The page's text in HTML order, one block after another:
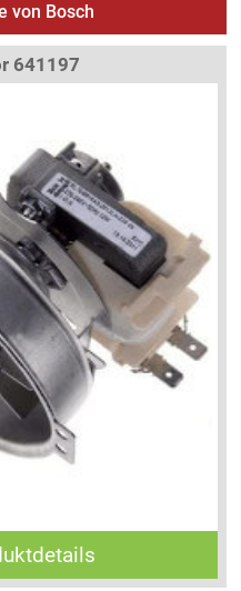
von Bosch
641197